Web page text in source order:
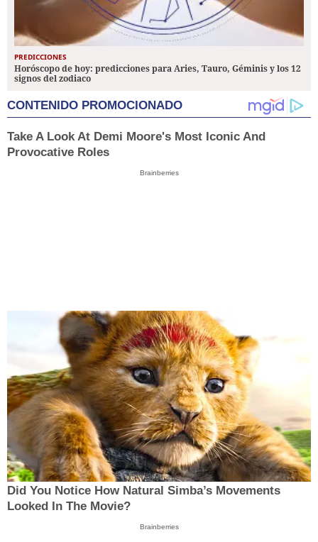
PREDICCIONES
Horóscopo de hoy: predicciones para Aries, Tauro, Géminis y los 12
signos del zodiaco
CONTENIDO PROMOCIONADO
Take A Look At Demi Moore's Most Iconic And
Provocative Roles
Brainberries
Did You Notice How Natural Simba’s Movements
Looked In The Movie?
Brainberries